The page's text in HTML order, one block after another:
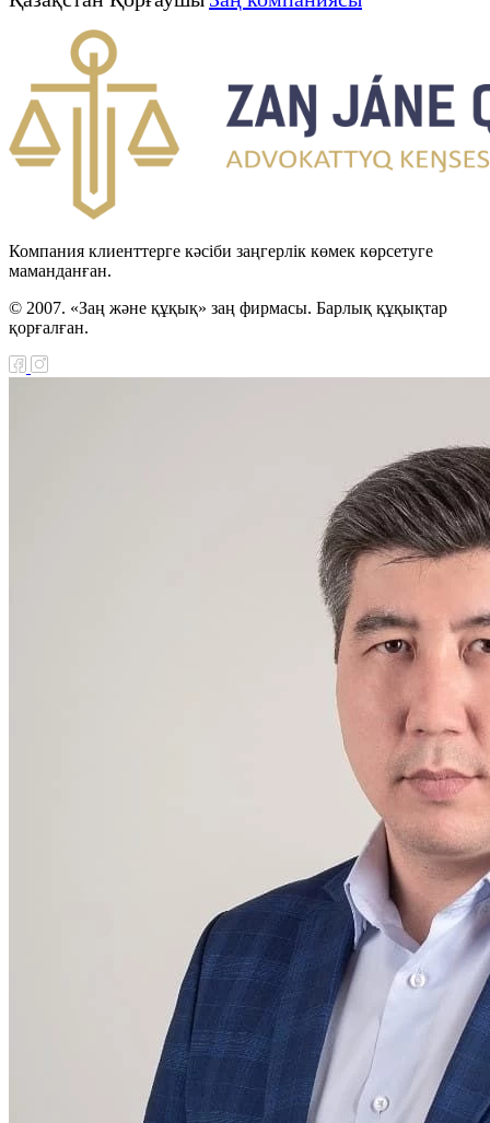
Компания клиенттерге кәсіби заңгерлік көмек көрсетуге
маманданған.
© 2007. «Заң және құқық» заң фирмасы. Барлық құқықтар
қорғалған.